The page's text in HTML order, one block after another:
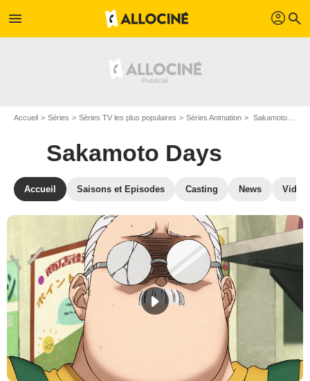
menu profil search
Accueil Séries Séries TV les plus populaires Séries Animation Sakamoto Days
Sakamoto Days
Accueil Saisons et Episodes Casting News